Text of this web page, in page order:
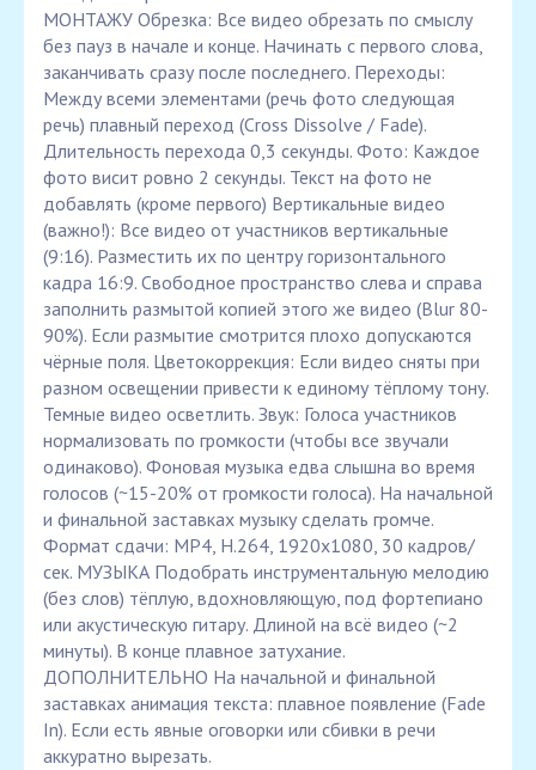
МОНТАЖУ Обрезка: Все видео обрезать по смыслу
без пауз в начале и конце. Начинать с первого слова,
заканчивать сразу после последнего. Переходы:
Между всеми элементами (речь фото следующая
речь) плавный переход (Cross Dissolve / Fade).
Длительность перехода 0,3 секунды. Фото: Каждое
фото висит ровно 2 секунды. Текст на фото не
добавлять (кроме первого) Вертикальные видео
(важно!): Все видео от участников вертикальные
(9:16). Разместить их по центру горизонтального
кадра 16:9. Свободное пространство слева и справа
заполнить размытой копией этого же видео (Blur 80-
90%). Если размытие смотрится плохо допускаются
чёрные поля. Цветокоррекция: Если видео сняты при
разном освещении привести к единому тёплому тону.
Темные видео осветлить. Звук: Голоса участников
нормализовать по громкости (чтобы все звучали
одинаково). Фоновая музыка едва слышна во время
голосов (~15-20% от громкости голоса). На начальной
и финальной заставках музыку сделать громче.
Формат сдачи: MP4, H.264, 1920x1080, 30 кадров/
сек. МУЗЫКА Подобрать инструментальную мелодию
(без слов) тёплую, вдохновляющую, под фортепиано
или акустическую гитару. Длиной на всё видео (~2
минуты). В конце плавное затухание.
ДОПОЛНИТЕЛЬНО На начальной и финальной
заставках анимация текста: плавное появление (Fade
In). Если есть явные оговорки или сбивки в речи
аккуратно вырезать.